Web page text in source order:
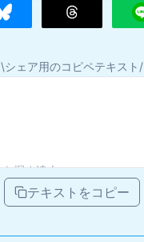
\シェア用のコピペテキスト/
テキストをコピー